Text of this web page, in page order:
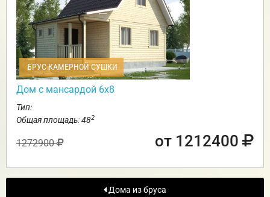
БРУС КАМЕРНОЙ СУШКИ
Дом с мансардой 6х8
Тип:
Общая площадь: 482
1272900 от 1212400
Дома из бруса